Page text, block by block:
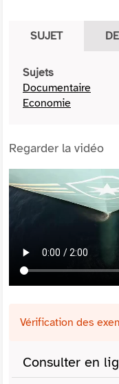
SUJET
Sujets
Documentaire
Economie
Regarder la vidéo
Vérification des
Consulter en